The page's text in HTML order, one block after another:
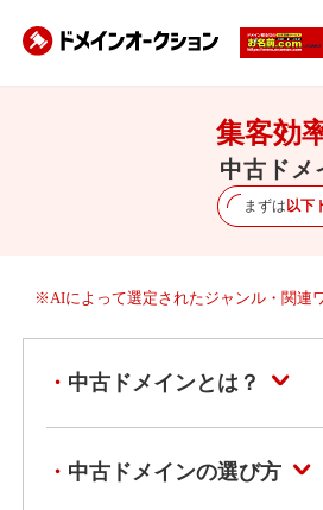
集客効
中古ドメ
まずは以下
※AIによって選定されたジャンル・関連
中古ドメインとは？
中古ドメインの選び方